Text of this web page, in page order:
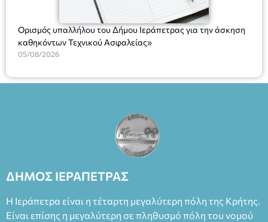
Ορισμός υπαλλήλου του Δήμου Ιεράπετρας για την άσκηση
καθηκόντων Τεχνικού Ασφαλείας»
05/08/2026
ΔΗΜΟΣ ΙΕΡΑΠΕΤΡΑΣ
Η Ιεράπετρα είναι η τέταρτη μεγαλύτερη πόλη της Κρήτης.
Είναι επίσης η μεγαλύτερη σε πληθυσμό πόλη του νομού